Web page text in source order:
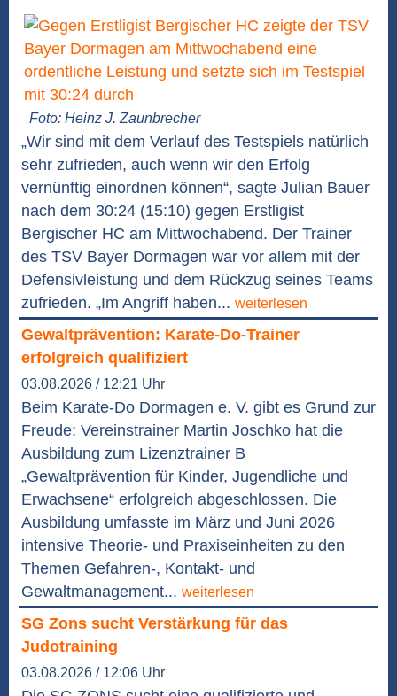
Foto: Heinz J. Zaunbrecher
„Wir sind mit dem Verlauf des Testspiels natürlich
sehr zufrieden, auch wenn wir den Erfolg
vernünftig einordnen können“, sagte Julian Bauer
nach dem 30:24 (15:10) gegen Erstligist
Bergischer HC am Mittwochabend. Der Trainer
des TSV Bayer Dormagen war vor allem mit der
Defensivleistung und dem Rückzug seines Teams
zufrieden. „Im Angriff haben... weiterlesen
Gewaltprävention: Karate-Do-Trainer
erfolgreich qualifiziert
03.08.2026 / 12:21 Uhr
Beim Karate-Do Dormagen e. V. gibt es Grund zur
Freude: Vereinstrainer Martin Joschko hat die
Ausbildung zum Lizenztrainer B
„Gewaltprävention für Kinder, Jugendliche und
Erwachsene“ erfolgreich abgeschlossen. Die
Ausbildung umfasste im März und Juni 2026
intensive Theorie- und Praxiseinheiten zu den
Themen Gefahren-, Kontakt- und
Gewaltmanagement... weiterlesen
SG Zons sucht Verstärkung für das
Judotraining
03.08.2026 / 12:06 Uhr